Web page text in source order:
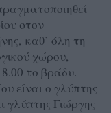
στον
καθ’ όλη τη
χώρου,
το βράδυ.
είναι ο γλύπτης
γλύπτης Γιώργης